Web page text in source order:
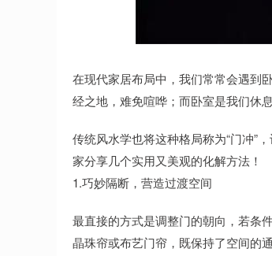
在现代家居布局中，我们常常会遇到
经之地，难免喧哗；而卧室是我们休
传统风水学也将这种格局称为“门冲”
家分享几个实用又美观的化解方法！
1.巧妙隔断，营造过渡空间
最直接的方式是调整门的朝向，若条
晶珠帘或布艺门帘，既保持了空间的